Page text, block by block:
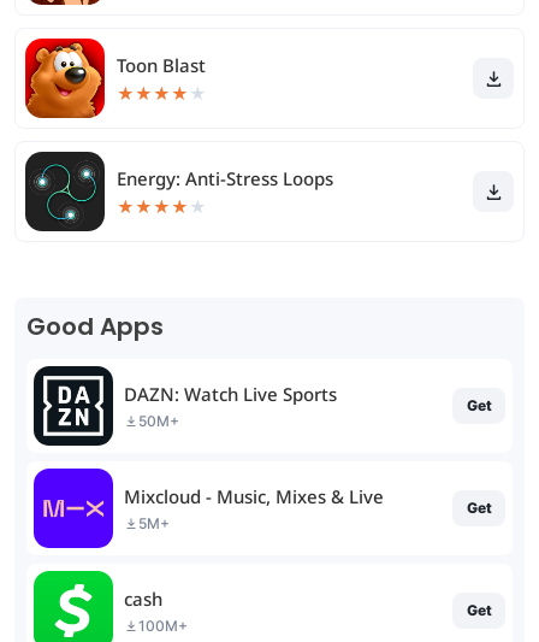
Toon Blast
★★★★ ★
Energy: Anti-Stress Loops
★★★★ ★
Good Apps
DAZN: Watch Live Sports
50M+
Get
Mixcloud - Music, Mixes & Live
5M+
Get
cash
100M+
Get